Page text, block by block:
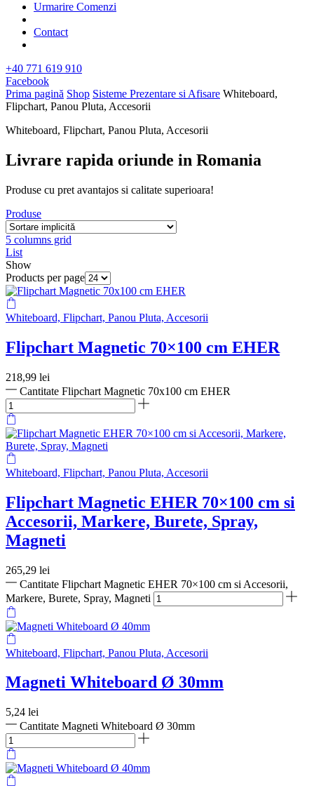
Urmarire Comenzi
Contact
+40 771 619 910
Facebook
Prima pagină Shop Sisteme Prezentare si Afisare Whiteboard,
Flipchart, Panou Pluta, Accesorii
Whiteboard, Flipchart, Panou Pluta, Accesorii
Livrare rapida oriunde in Romania​
Produse cu pret avantajos si calitate superioara!
Produse
5 columns grid
List
Show
Products per page
Whiteboard, Flipchart, Panou Pluta, Accesorii
Flipchart Magnetic 70×100 cm EHER
218,99 lei
Cantitate Flipchart Magnetic 70x100 cm EHER
Whiteboard, Flipchart, Panou Pluta, Accesorii
Flipchart Magnetic EHER 70×100 cm si
Accesorii, Markere, Burete, Spray,
Magneti
265,29 lei
Cantitate Flipchart Magnetic EHER 70×100 cm si Accesorii,
Markere, Burete, Spray, Magneti
Whiteboard, Flipchart, Panou Pluta, Accesorii
Magneti Whiteboard Ø 30mm
5,24 lei
Cantitate Magneti Whiteboard Ø 30mm